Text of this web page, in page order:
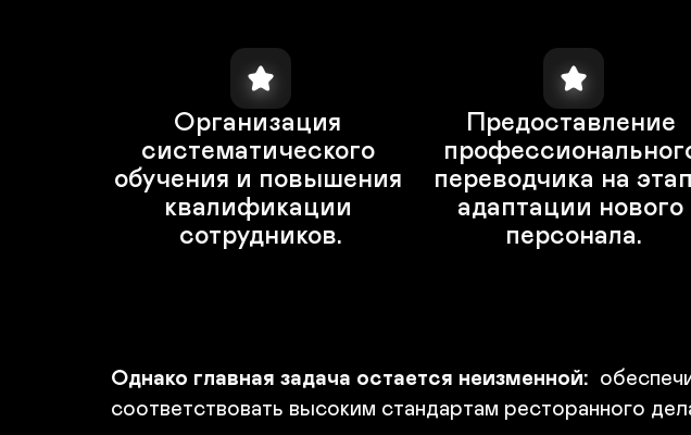
Организация
систематического
обучения и повышения
квалификации
сотрудников.
Предоставление
переводчика на
адаптации нового
персонала.
Однако главная задача остается неизменной:
соответствовать высоким стандартам ресторанного